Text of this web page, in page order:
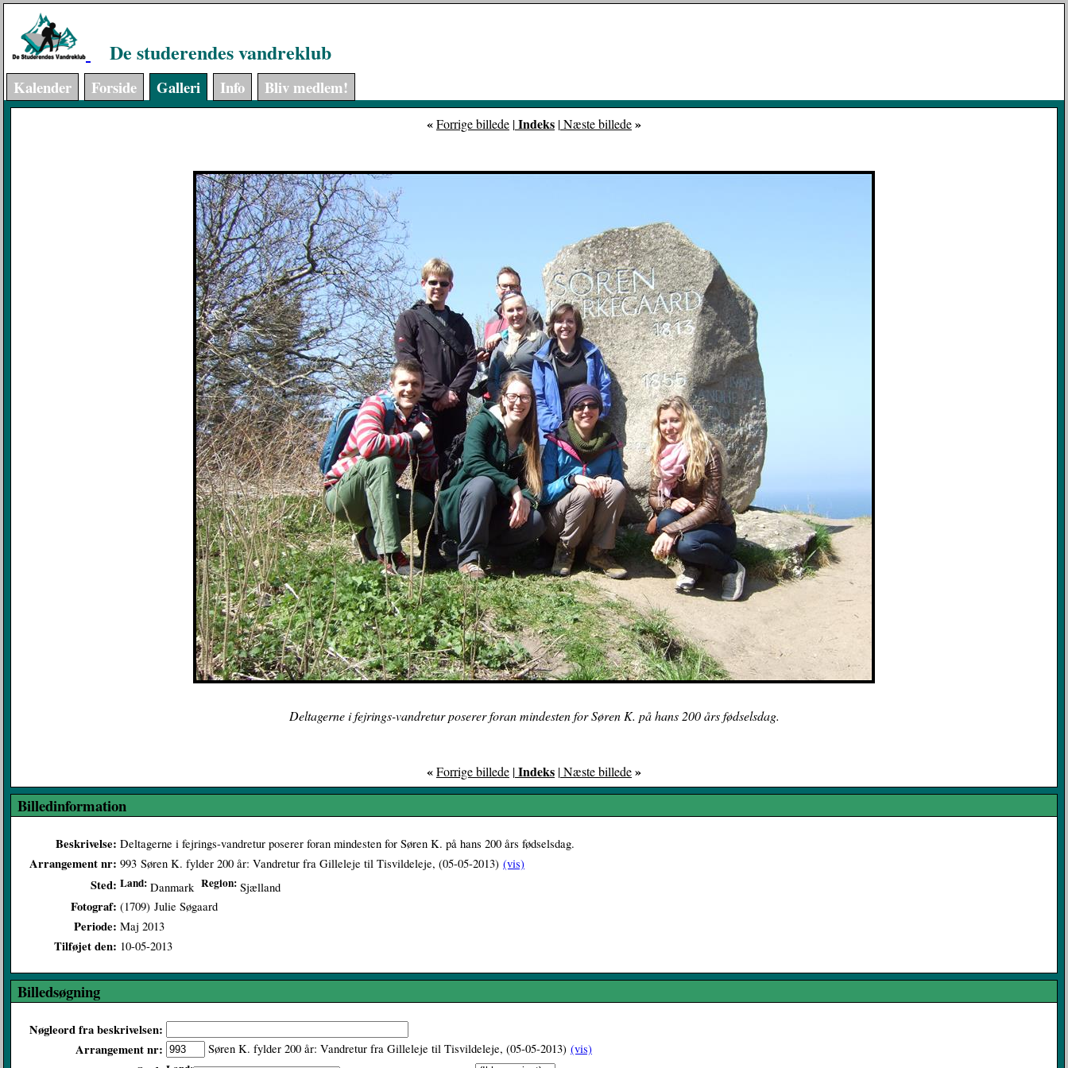
De studerendes vandreklub
Kalender Forside Galleri Info Bliv medlem!
«Forrige billede |Indeks |Næste billede»
Deltagerne i fejrings-vandretur poserer foran mindesten for Søren K. på hans 200 års fødselsdag.
«Forrige billede |Indeks |Næste billede»
Billedinformation
Beskrivelse: Deltagerne i fejrings-vandretur poserer foran mindesten for Søren K. på hans 200 års fødselsdag.
Arrangement nr: 993 Søren K. fylder 200 år: Vandretur fra Gilleleje til Tisvildeleje, (05-05-2013) (vis)
Sted: Land: Danmark Region: Sjælland
Fotograf: (1709) Julie Søgaard
Periode: Maj 2013
Tilføjet den: 10-05-2013
Billedsøgning
Nøgleord fra beskrivelsen:
Arrangement nr:
Søren K. fylder 200 år: Vandretur fra Gilleleje til Tisvildeleje, (05-05-2013) (vis)